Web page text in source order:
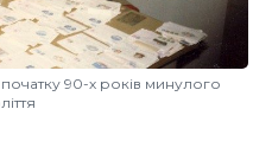
90-х років минулого